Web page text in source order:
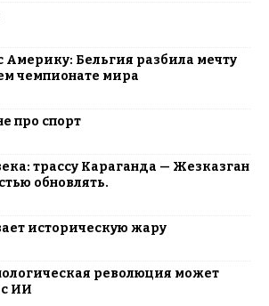
Америку: Бельгия разбила мечту
чемпионате мира
про спорт
трассу Караганда — Жезказган
обновлять.
историческую жару
революция может
с ИИ